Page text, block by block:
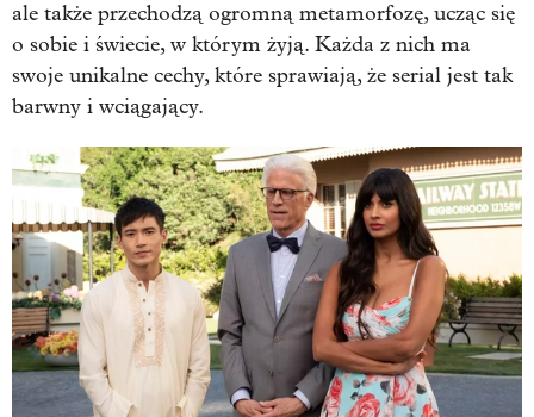
ale także przechodzą ogromną metamorfozę, ucząc się
o sobie i świecie, w którym żyją. Każda z nich ma
swoje unikalne cechy, które sprawiają, że serial jest tak
barwny i wciągający.